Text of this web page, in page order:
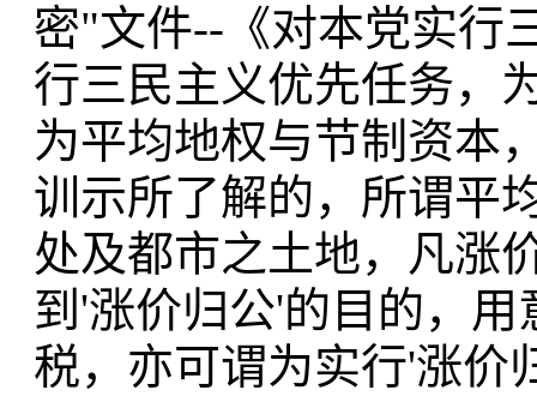
密"文件--《对本党实行
行三民主义优先任务，
为平均地权与节制资本
训示所了解的，所谓平
处及都市之土地，凡涨
到'涨价归公'的目的，
税，亦可谓为实行'涨价